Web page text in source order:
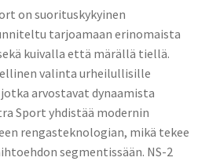
on suorituskykyinen
tarjoamaan erinomaista
kuivalla että märällä tiellä.
valinta urheilullisille
arvostavat dynaamista
Sport yhdistää modernin
rengasteknologian, mikä tekee
segmentissään. NS-2